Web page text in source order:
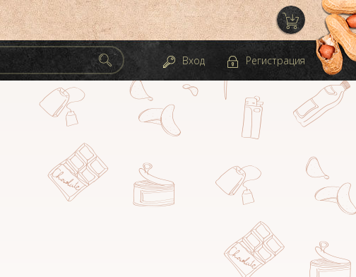
Вход Регистрация